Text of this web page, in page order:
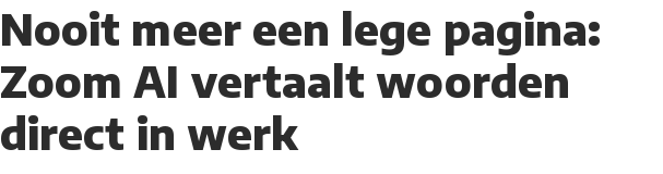
Nooit meer een lege pagina:
Zoom AI vertaalt woorden
direct in werk